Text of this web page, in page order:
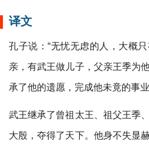
译文
孔子说：“无忧无虑的人，大概
亲，有武王做儿子，父亲王季为
承了他的遗愿，完成他未竟的事业
武王继承了曾祖太王、祖父王季
大殷，夺得了天下。他身不失显